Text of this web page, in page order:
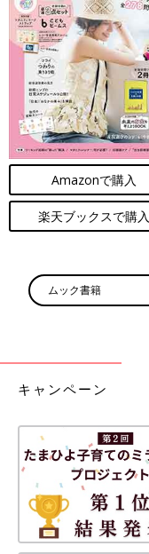
Amazonで購入
楽天ブックスで購入
ムック書籍
キャンペーン